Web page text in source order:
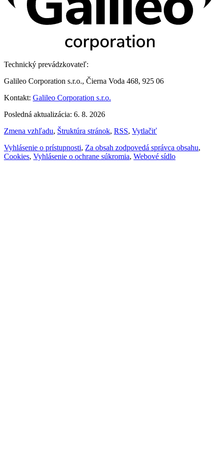
Technický prevádzkovateľ:
Galileo Corporation s.r.o., Čierna Voda 468, 925 06
Kontakt: Galileo Corporation s.r.o.
Posledná aktualizácia: 6. 8. 2026
Zmena vzhľadu, Štruktúra stránok, RSS, Vytlačiť
Vyhlásenie o prístupnosti, Za obsah zodpovedá správca obsahu,
Cookies, Vyhlásenie o ochrane súkromia, Webové sídlo